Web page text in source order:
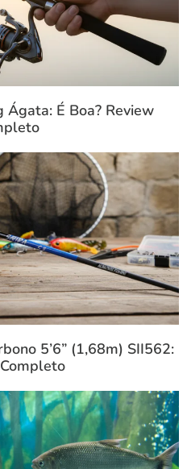
aqui
É Boa? Review
5’6” (1,68m) SII562: